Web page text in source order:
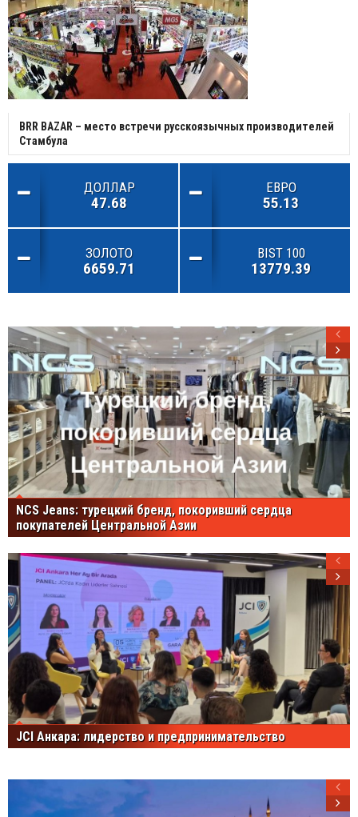
BRR BAZAR – место встречи русскоязычных производителей
Стамбула
ДОЛЛАР
47.68
ЕВРО
55.13
ЗОЛОТО
6659.71
BIST 100
13779.39
NCS Jeans: турецкий бренд, покоривший сердца
покупателей Центральной Азии
JCI Анкара: лидерство и предпринимательство